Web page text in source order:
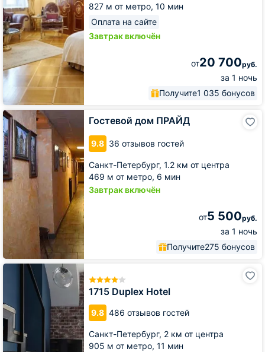
827 м от метро, 10 мин
Оплата на сайте
Завтрак включён
от20 700руб.
за 1 ночь
Получите1 035 бонусов
Гостевой дом ПРАЙД
9.8 36 отзывов гостей
Санкт-Петербург, 1.2 км от центра
469 м от метро, 6 мин
Завтрак включён
от5 500руб.
за 1 ночь
Получите275 бонусов
Гостевой
дом
ПРАЙД
1715 Duplex Hotel
9.8 486 отзывов гостей
Санкт-Петербург, 2 км от центра
905 м от метро, 11 мин
1715